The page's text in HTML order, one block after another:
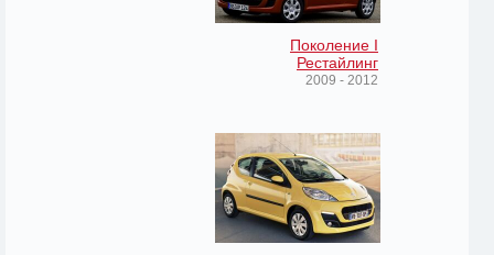
Поколение I
Рестайлинг
2009 - 2012